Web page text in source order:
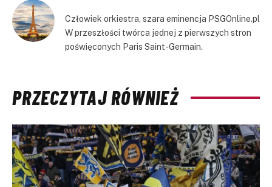
Człowiek orkiestra, szara eminencja PSGOnline.pl
W przeszłości twórca jednej z pierwszych stron
poświęconych Paris Saint-Germain.
PRZECZYTAJ RÓWNIEŻ